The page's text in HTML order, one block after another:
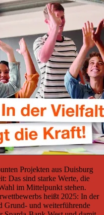
Projekten aus Duisburg
Das sind starke Werte, die
im Mittelpunkt stehen.
heißt 2025: In der
und weiterführende